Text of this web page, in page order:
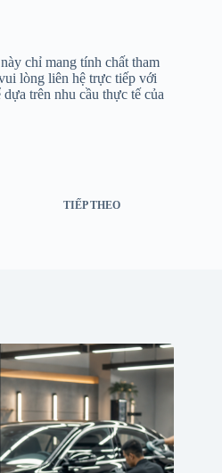
chỉ mang tính chất tham
lòng liên hệ trực tiếp với
trên nhu cầu thực tế của
TIẾP THEO